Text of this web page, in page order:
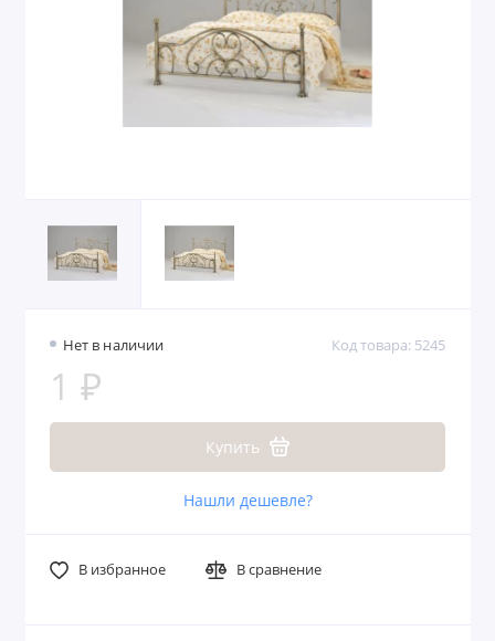
Нет в наличии Код товара: 5245
1 ₽
Купить
Нашли дешевле?
В избранное В сравнение